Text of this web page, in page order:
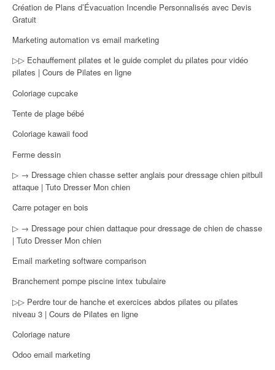
Création de Plans d’Évacuation Incendie Personnalisés avec Devis
Gratuit
Marketing automation vs email marketing
▷▷ Echauffement pilates et le guide complet du pilates pour vidéo
pilates | Cours de Pilates en ligne
Coloriage cupcake
Tente de plage bébé
Coloriage kawaii food
Ferme dessin
▷ → Dressage chien chasse setter anglais pour dressage chien pitbull
attaque | Tuto Dresser Mon chien
Carre potager en bois
▷ → Dressage pour chien dattaque pour dressage de chien de chasse
| Tuto Dresser Mon chien
Email marketing software comparison
Branchement pompe piscine intex tubulaire
▷▷ Perdre tour de hanche et exercices abdos pilates ou pilates
niveau 3 | Cours de Pilates en ligne
Coloriage nature
Odoo email marketing